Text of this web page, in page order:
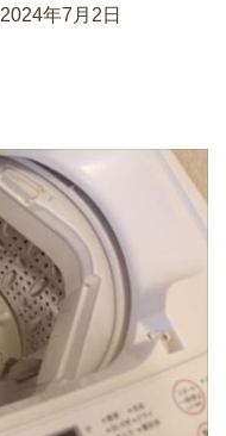
2024年7月2日